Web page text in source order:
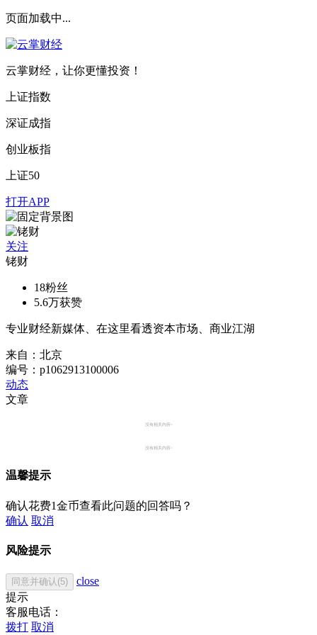
页面加载中...
云掌财经，让你更懂投资！
上证指数
深证成指
创业板指
上证50
打开APP
关注
铑财
18粉丝
5.6万获赞
专业财经新媒体、在这里看透资本市场、商业江湖
来自：北京
编号：p1062913100006
动态
文章
没有相关内容~
没有相关内容~
温馨提示
确认花费1金币查看此问题的回答吗？
确认 取消
风险提示
同意并确认(5)
close
提示
客服电话：
拨打 取消